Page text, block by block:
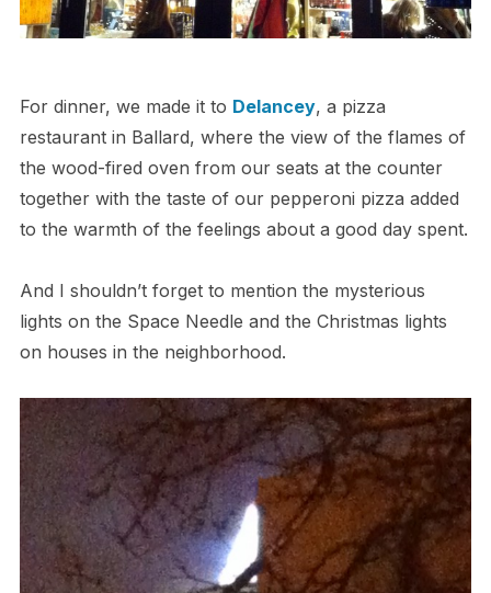
For dinner, we made it to Delancey, a pizza
restaurant in Ballard, where the view of the flames of
the wood-fired oven from our seats at the counter
together with the taste of our pepperoni pizza added
to the warmth of the feelings about a good day spent.
And I shouldn’t forget to mention the mysterious
lights on the Space Needle and the Christmas lights
on houses in the neighborhood.